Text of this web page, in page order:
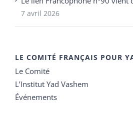
7 avril 2026
LE COMITÉ FRANÇAIS POUR
Le Comité
L’Institut Yad Vashem
Événements